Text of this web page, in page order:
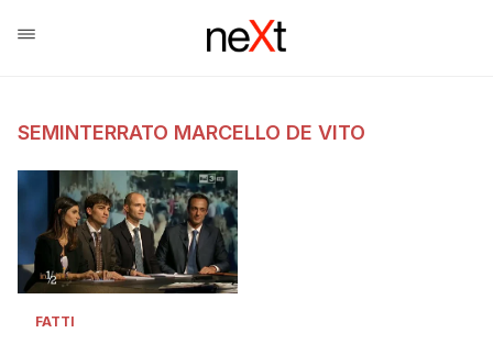
SEMINTERRATO MARCELLO DE VITO
FATTI